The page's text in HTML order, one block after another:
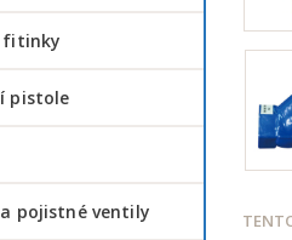
fitinky
pistole
a pojistné ventily